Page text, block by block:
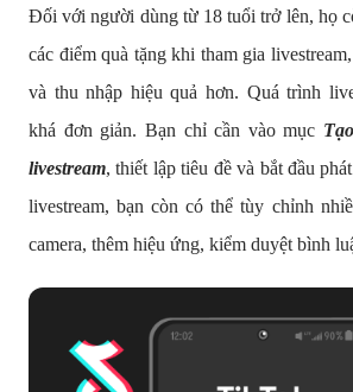
Đối với người dùng từ 18 tuổi trở lên, họ
các điểm quà tặng khi tham gia
và thu nhập hiệu quả hơn. Quá trình
khá đơn giản. Bạn chỉ cần vào mục Tạo
livestream, thiết lập tiêu đề và bắt đầu
livestream, bạn còn có thể tùy chỉnh
camera, thêm hiệu ứng, kiểm duyệt bình